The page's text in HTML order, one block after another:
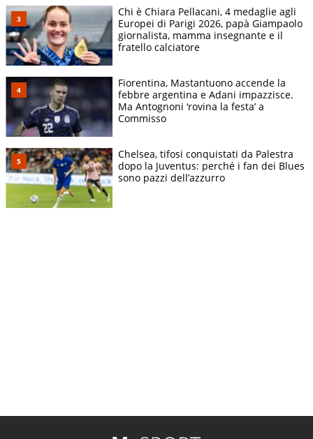
Chi è Chiara Pellacani, 4 medaglie agli
Europei di Parigi 2026, papà Giampaolo
giornalista, mamma insegnante e il
fratello calciatore
Fiorentina, Mastantuono accende la
febbre argentina e Adani impazzisce.
Ma Antognoni ‘rovina la festa’ a
Commisso
Chelsea, tifosi conquistati da Palestra
dopo la Juventus: perché i fan dei Blues
sono pazzi dell’azzurro